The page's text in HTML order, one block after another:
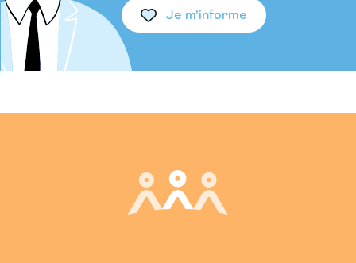
Je m’informe